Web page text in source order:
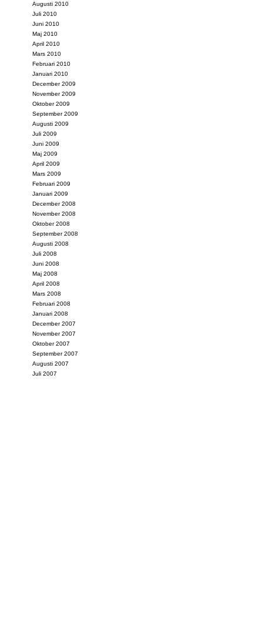
Augusti 2010
Juli 2010
Juni 2010
Maj 2010
April 2010
Mars 2010
Februari 2010
Januari 2010
December 2009
November 2009
Oktober 2009
September 2009
Augusti 2009
Juli 2009
Juni 2009
Maj 2009
April 2009
Mars 2009
Februari 2009
Januari 2009
December 2008
November 2008
Oktober 2008
September 2008
Augusti 2008
Juli 2008
Juni 2008
Maj 2008
April 2008
Mars 2008
Februari 2008
Januari 2008
December 2007
November 2007
Oktober 2007
September 2007
Augusti 2007
Juli 2007